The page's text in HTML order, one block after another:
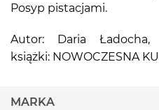
Posyp pistacjami.
Autor: Daria
książki: NOWOCZESNA
MARKA